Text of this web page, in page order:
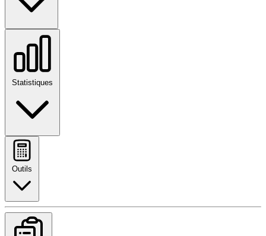
Statistiques
Outils